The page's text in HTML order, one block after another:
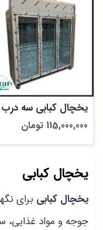
یخچال کبابی سه درب
115,000,000 تومان
یخچال کبابی
یخچال کبابی برای
جوجه و مواد غذایی،